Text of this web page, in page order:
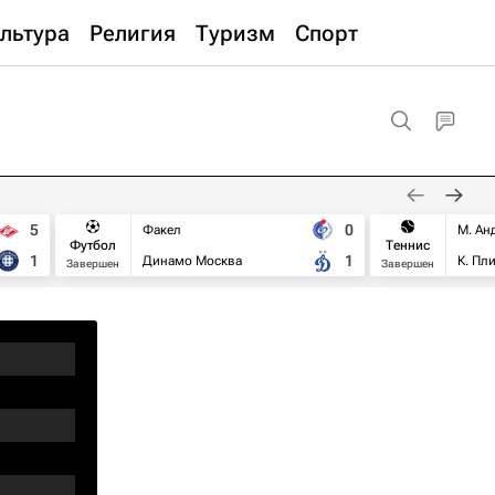
Религия Туризм Спорт
5
1
Футбол
Завершен
Факел
Динамо Москва
0
1
Теннис
Завершен
М.
К.